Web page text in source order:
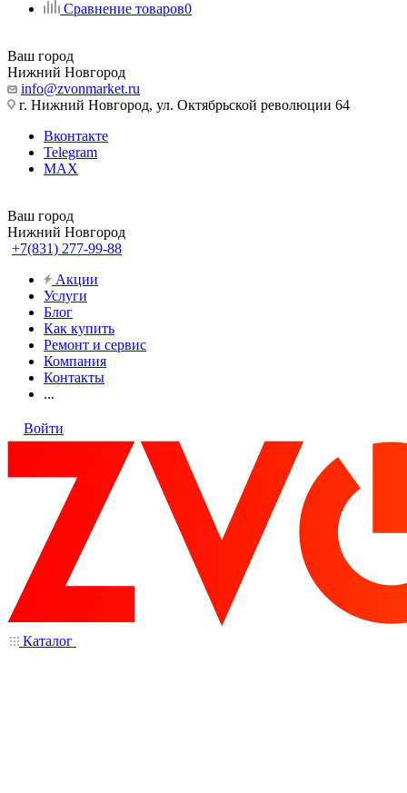
Сравнение товаров0
Ваш город
Нижний Новгород
info@zvonmarket.ru
г. Нижний Новгород, ул. Октябрьской революции 64
Вконтакте
Telegram
MAX
Ваш город
Нижний Новгород
+7(831) 277-99-88
Акции
Услуги
Блог
Как купить
Ремонт и сервис
Компания
Контакты
...
Войти
Каталог